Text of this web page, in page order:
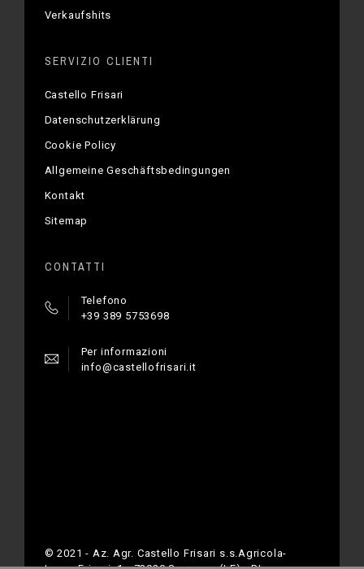
Verkaufshits
SERVIZIO CLIENTI
Castello Frisari
Datenschutzerklärung
Cookie Policy
Allgemeine Geschäftsbedingungen
Kontakt
Sitemap
CONTATTI
Telefono
+39 389 5753698
Per informazioni
info@castellofrisari.it
© 2021 - Az. Agr. Castello Frisari s.s.Agricola-